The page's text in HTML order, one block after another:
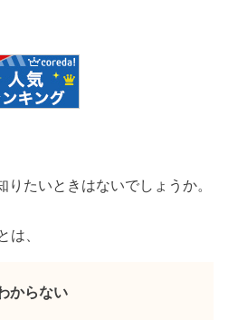
たいときはないでしょうか。
は、
からない